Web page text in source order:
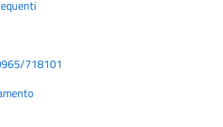
718101